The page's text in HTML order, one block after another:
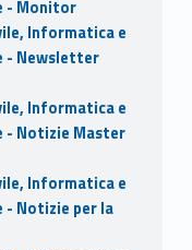
- Monitor
Informatica e
- Newsletter
Informatica e
- Notizie Master
Informatica e
- Notizie per la